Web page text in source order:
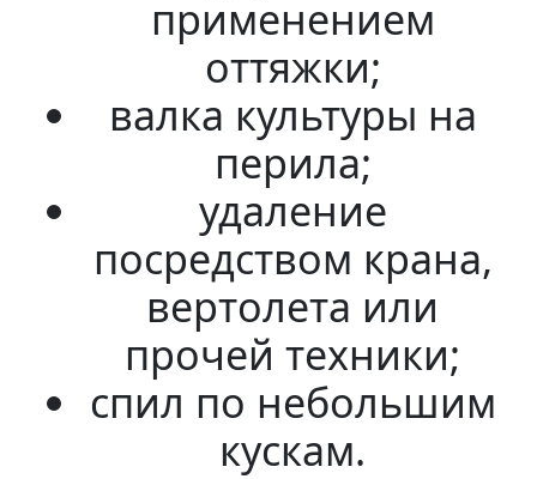
применением
оттяжки;
валка культуры на
перила;
удаление
посредством крана,
вертолета или
прочей техники;
спил по небольшим
кускам.